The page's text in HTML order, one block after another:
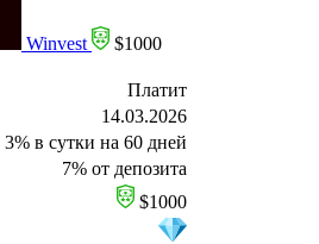
Winvest
$1000
Платит
14.03.2026
3% в сутки на 60 дней
7% от депозита
$1000